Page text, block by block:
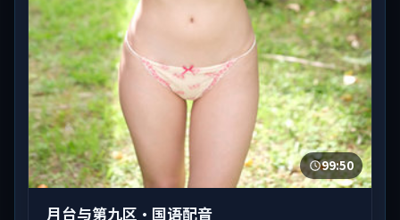
99:50
月台与第九区·国语配音